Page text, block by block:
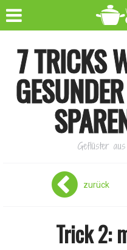
7 TRICKS
Geflüster
zurück
Trick 2: